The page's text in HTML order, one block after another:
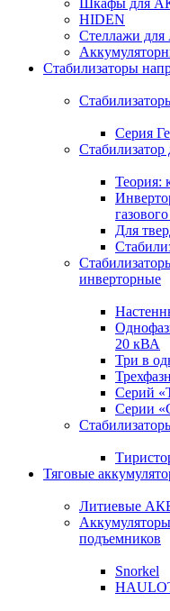
Шкафы для
HIDEN
Стеллажи
Стабилизаторы
Серия
Стабилизатор
Теория:
Для
инверторные
20 кВА
Три в
Серий
Серии
Тяговые
Литиевые АКБ
подъемников
Snorkel